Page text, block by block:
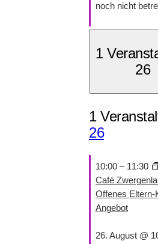
noch nicht
1
26
1
26
10:00 – 11:30
Café
Offenes Eltern-
Angebot
26. August @